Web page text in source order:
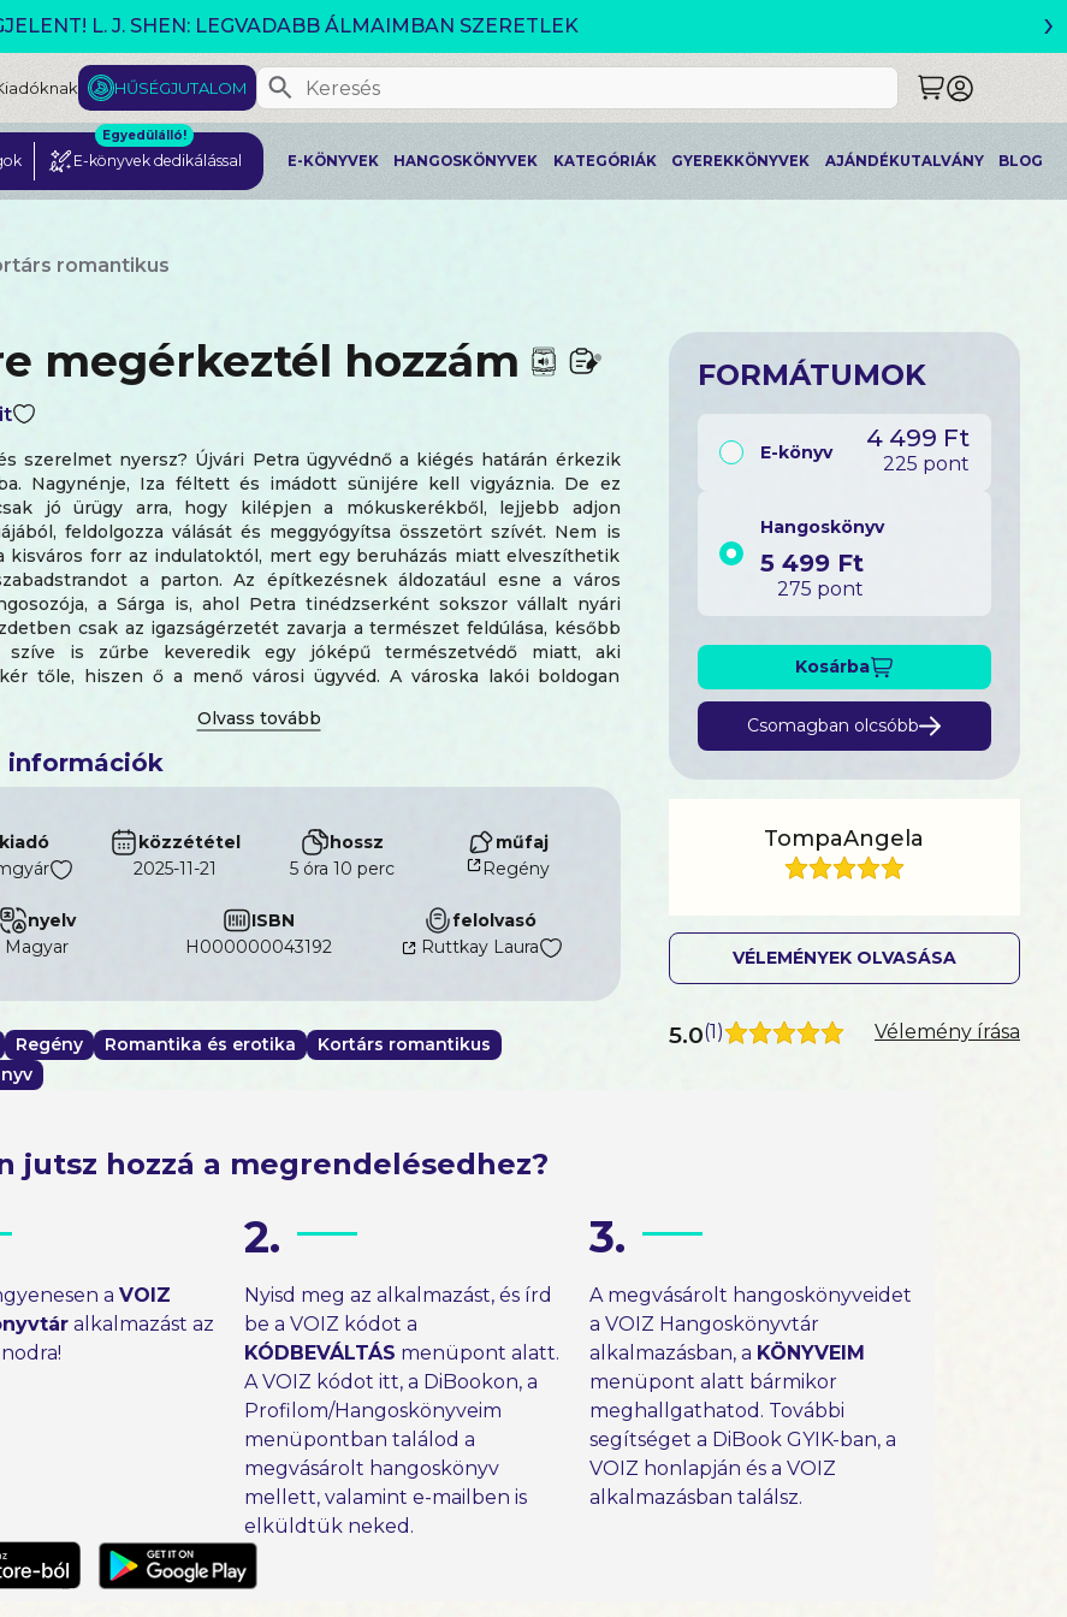
L. J. SHEN: LEGVADABB ÁLMAIMBAN SZERETLEK ›
HŰSÉGJUTALOM
E-könyvek dedikálással
Egyedülálló!
E-KÖNYVEK HANGOSKÖNYVEK KATEGÓRIÁK GYEREKKÖNYVEK AJÁNDÉKUTALVÁNY BLOG
romantikus
megérkeztél hozzám
szerelmet nyersz? Újvári Petra ügyvédnő a kiégés határán érkezik
Nagynénje, Iza féltett és imádott sünijére kell vigyáznia. De ez
jó ürügy arra, hogy kilépjen a mókuskerékből, lejjebb adjon
feldolgozza válását és meggyógyítsa összetört szívét. Nem is
kisváros forr az indulatoktól, mert egy beruházás miatt elveszíthetik
a parton. Az építkezésnek áldozatául esne a város
a Sárga is, ahol Petra tinédzserként sokszor vállalt nyári
csak az igazságérzetét zavarja a természet feldúlása, később
szíve is zűrbe keveredik egy jóképű természetvédő miatt, aki
tőle, hiszen ő a menő városi ügyvéd. A városka lakói boldogan
visszatalálhat régi önmagához, sőt talán még olyan oldalait is
amik eddig saját maga előtt is rejtve maradtak.
sorozata után ismét a Balatonhoz kalauzol bennünket, ahol a nyugodt
helyszíne az új kalandoknak és a heves érzelmeknek. "Emberi,
információk
kiadó
közzététel
2025-11-21
hossz
5 óra 10 perc
műfaj
Regény
nyelv
magyar
ISBN
H000000043192
felolvasó
Ruttkay Laura
Regény Romantika és erotika
Kortárs romantikus
FORMÁTUMOK
E-könyv 4 499 Ft
225 pont
Hangoskönyv
5 499 Ft
275 pont
Kosárba
Csomagban olcsóbb
TompaAngela
VÉLEMÉNYEK OLVASÁSA
5.0(1 ) Vélemény írása
jutsz hozzá a megrendelésedhez?
a VOIZ
alkalmazást az
2.
Nyisd meg az alkalmazást, és írd
be a VOIZ kódot a
KÓDBEVÁLTÁS menüpont alatt.
A VOIZ kódot itt, a DiBookon, a
Profilom/Hangoskönyveim
menüpontban találod a
megvásárolt hangoskönyv
mellett, valamint e-mailben is
elküldtük neked.
3.
A megvásárolt hangoskönyveidet
a VOIZ Hangoskönyvtár
alkalmazásban, a KÖNYVEIM
menüpont alatt bármikor
meghallgathatod. További
segítséget a DiBook GYIK-ban, a
VOIZ honlapján és a VOIZ
alkalmazásban találsz.